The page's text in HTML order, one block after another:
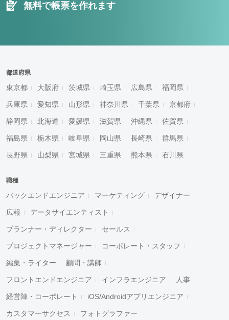
無料で帳票を作れます
都道府県
東京都 大阪府 茨城県 埼玉県 広島県 福岡県
兵庫県 愛知県 山形県 神奈川県 千葉県 京都府
静岡県 北海道 愛媛県 滋賀県 沖縄県 佐賀県
福島県 栃木県 岐阜県 岡山県 長崎県 群馬県
長野県 山梨県 宮城県 三重県 熊本県 石川県
職種
バックエンドエンジニア マーケティング デザイナー
広報 データサイエンティスト
プランナー・ディレクター セールス
プロジェクトマネージャー コーポレート・スタッフ
編集・ライター 顧問・講師
フロントエンドエンジニア インフラエンジニア 人事
経営陣・コーポレート iOS/Androidアプリエンジニア
カスタマーサクセス フォトグラファー